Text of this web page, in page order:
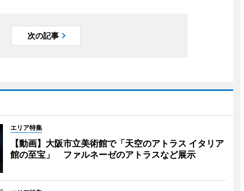
次の記事
エリア特集
【動画】大阪市立美術館で「天空のアトラス イタリア
館の至宝」 ファルネーゼのアトラスなど展示